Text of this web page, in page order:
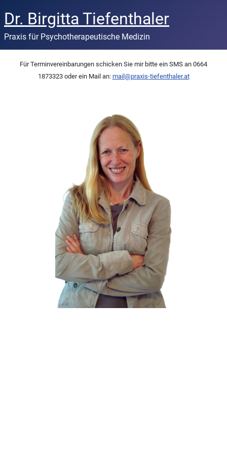
Dr. Birgitta Tiefenthaler
Praxis für Psychotherapeutische Medizin
Für Terminvereinbarungen schicken Sie mir bitte ein SMS an 0664
1873323 oder ein Mail an: mail@praxis-tiefenthaler.at